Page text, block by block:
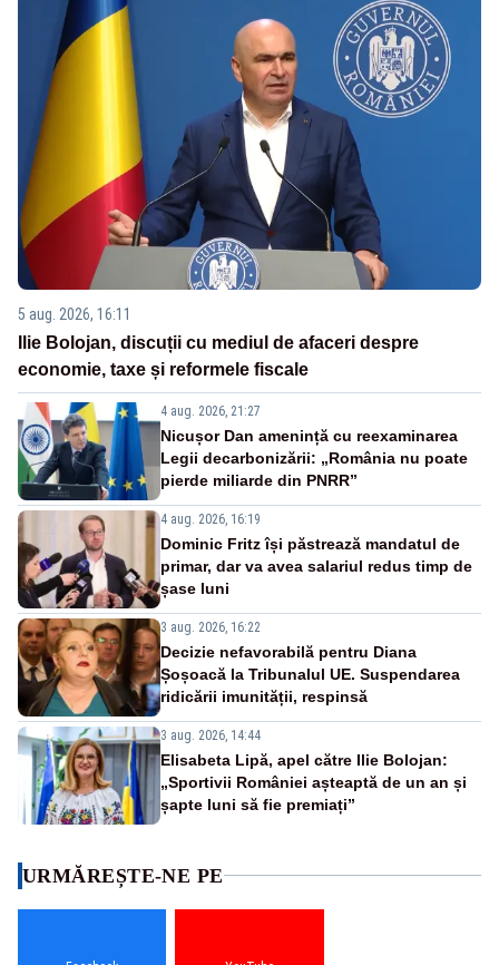
5 aug. 2026, 16:11
Ilie Bolojan, discuții cu mediul de afaceri despre
economie, taxe și reformele fiscale
4 aug. 2026, 21:27
Nicușor Dan amenință cu reexaminarea
Legii decarbonizării: „România nu poate
pierde miliarde din PNRR”
4 aug. 2026, 16:19
Dominic Fritz își păstrează mandatul de
primar, dar va avea salariul redus timp de
șase luni
3 aug. 2026, 16:22
Decizie nefavorabilă pentru Diana
Șoșoacă la Tribunalul UE. Suspendarea
ridicării imunității, respinsă
3 aug. 2026, 14:44
Elisabeta Lipă, apel către Ilie Bolojan:
„Sportivii României așteaptă de un an și
șapte luni să fie premiați”
URMĂREȘTE-NE PE